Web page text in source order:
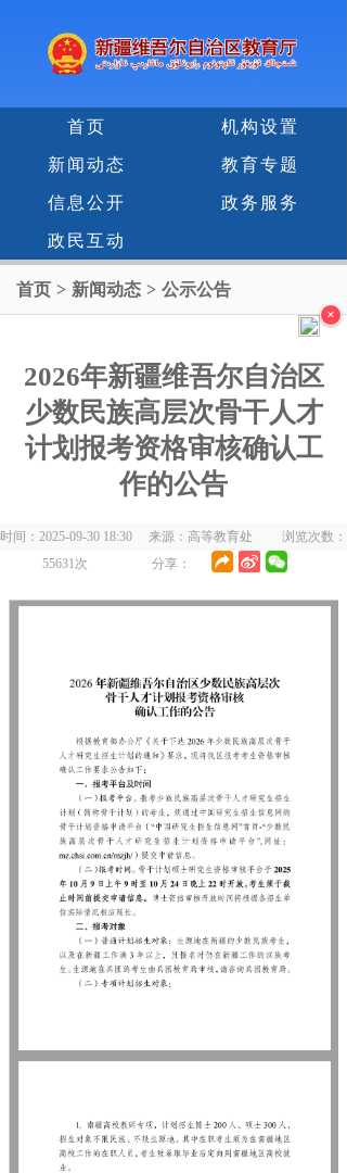
首页 机构设置
新闻动态 教育专题
信息公开 政务服务
政民互动
首页 > 新闻动态 > 公示公告
2026年新疆维吾尔自治区
少数民族高层次骨干人才
计划报考资格审核确认工
作的公告
时间：2025-09-30 18:30 来源：高等教育处 浏览次数：
55631次 分享：
×